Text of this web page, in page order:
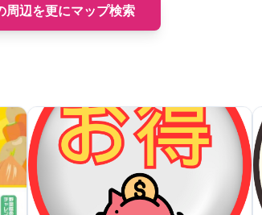
周辺を更にマップ検索